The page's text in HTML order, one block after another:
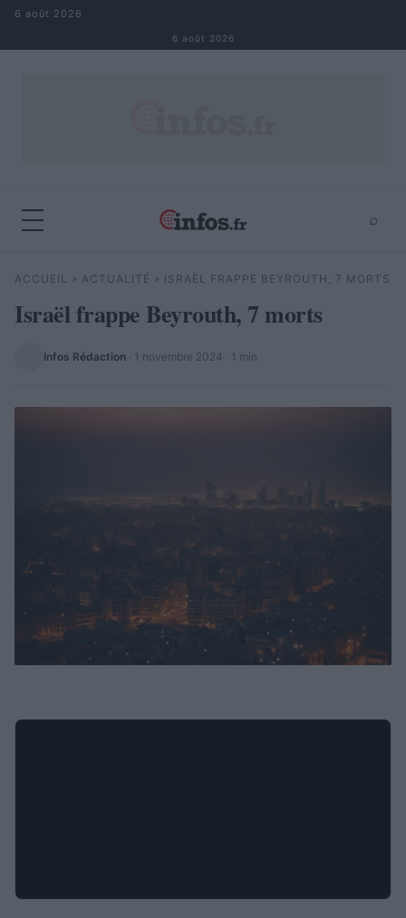
Aller au contenu
6 août 2026
6 août 2026
⌕
Rechercher ⌕ ×
ACCUEIL » ACTUALITÉ » ISRAËL FRAPPE BEYROUTH, 7 MORTS
Israël frappe Beyrouth, 7 morts
Infos Rédaction · 1 novembre 2024 · 1 min